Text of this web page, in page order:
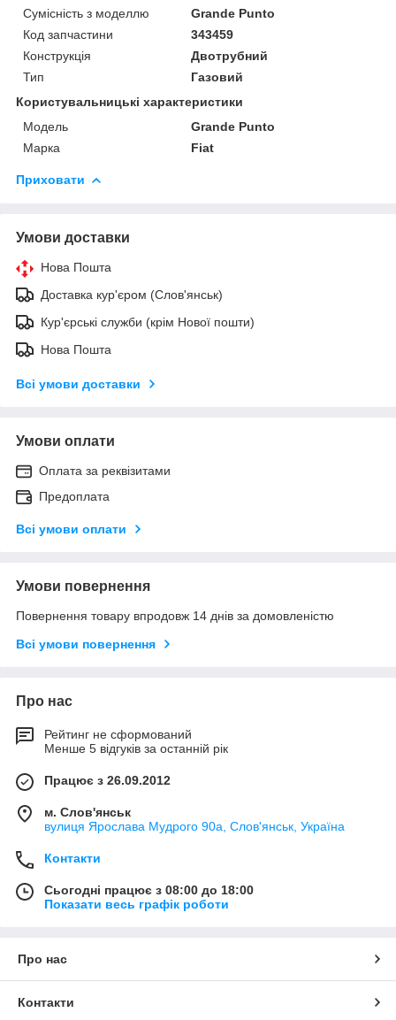
Сумісність з моделлю
Grande Punto
Код запчастини
343459
Конструкція
Двотрубний
Тип
Газовий
Користувальницькі характеристики
Модель
Grande Punto
Марка
Fiat
Приховати
Умови доставки
Нова Пошта
Доставка кур'єром (Слов'янськ)
Кур'єрські служби (крім Нової пошти)
Нова Пошта
Всі умови доставки
Умови оплати
Оплата за реквізитами
Предоплата
Всі умови оплати
Умови повернення
Повернення товару впродовж 14 днів за домовленістю
Всі умови повернення
Про нас
Рейтинг не сформований
Менше 5 відгуків за останній рік
Працює з 26.09.2012
м. Слов'янськ
вулиця Ярослава Мудрого 90а, Слов'янськ, Україна
Контакти
Сьогодні працює з 08:00 до 18:00
Показати весь графік роботи
Про нас
Контакти